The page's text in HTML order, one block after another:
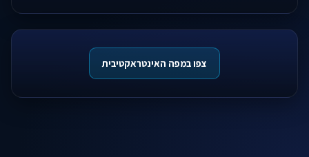
צפו במפה האינטראקטיבית